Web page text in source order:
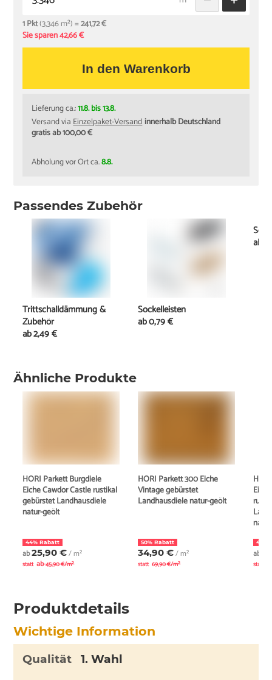
1 Pkt(3,346 m²) =241,72 €
Sie sparen 42,66 €
In den Warenkorb
Lieferung ca.:11.8. bis 13.8.
Versand viaEinzelpaket-Versandinnerhalb Deutschland
gratis ab 100,00 €
Abholung vor Ort ca.8.8.
Ähnliche Produkte
HORI Parkett Burgdiele
Eiche Cawdor Castle rustikal
gebürstet Landhausdiele
natur-geölt
44% Rabatt
ab25,90 €/ m²
statt ab45,90 €/m²
HORI Parkett 300 Eiche
Vintage gebürstet
Landhausdiele natur-geölt
50% Rabatt
34,90 €/ m²
statt 69,90 €/m²
44%
ab
statt
Produktdetails
Wichtige Information
Qualität 1. Wahl
Passendes Zubehör
Trittschalldämmung &
Zubehör
ab2,49 €
Sockelleisten
ab0,79 €
ab